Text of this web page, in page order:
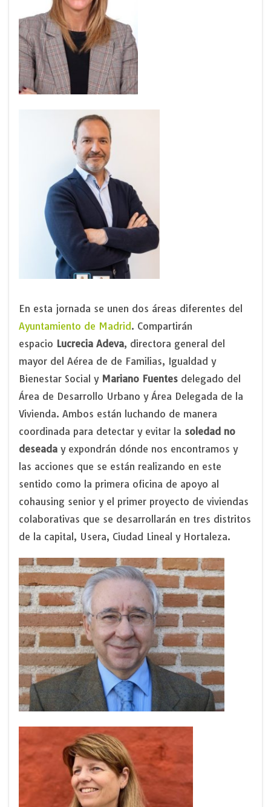
En esta jornada se unen dos áreas diferentes del
Ayuntamiento de Madrid. Compartirán
espacio Lucrecia Adeva, directora general del
mayor del Aérea de de Familias, Igualdad y
Bienestar Social y Mariano Fuentes delegado del
Área de Desarrollo Urbano y Área Delegada de la
Vivienda. Ambos están luchando de manera
coordinada para detectar y evitar la soledad no
deseada y expondrán dónde nos encontramos y
las acciones que se están realizando en este
sentido como la primera oficina de apoyo al
cohausing senior y el primer proyecto de viviendas
colaborativas que se desarrollarán en tres distritos
de la capital, Usera, Ciudad Lineal y Hortaleza.